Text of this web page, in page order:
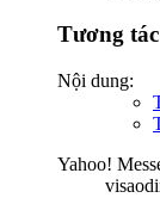
Tương tác
Nội dung:
Yahoo!